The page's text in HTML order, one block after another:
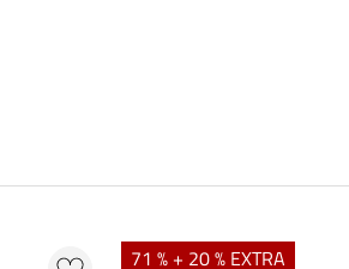
71 % + 20 % EXTRA